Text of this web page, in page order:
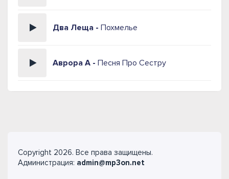
Два Леща - Похмелье
Аврора А - Песня Про Сестру
Copyright 2026. Все права защищены.
Администрация: admin@mp3on.net